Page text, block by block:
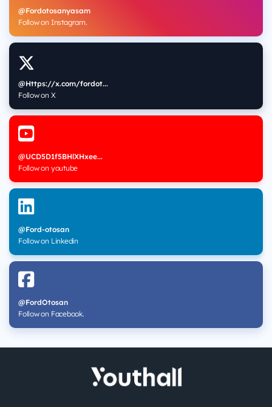
@Fordotosanyasam
Follow on Instagram.
@Https://x.com/fordot...
Follow on X
@UCD5D1f5BHlXHxee...
Follow on youtube
@Ford-otosan
Follow on Linkedin
@FordOtosan
Follow on Facebook.